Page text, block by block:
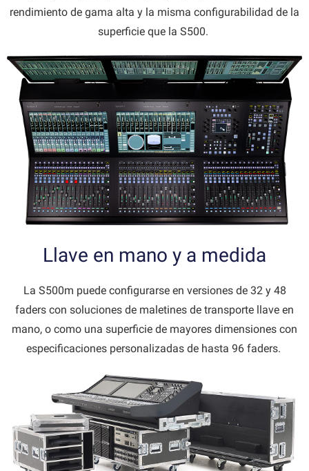
rendimiento de gama alta y la misma configurabilidad de la
superficie que la S500.
Llave en mano y a medida
La S500m puede configurarse en versiones de 32 y 48
faders con soluciones de maletines de transporte llave en
mano, o como una superficie de mayores dimensiones con
especificaciones personalizadas de hasta 96 faders.